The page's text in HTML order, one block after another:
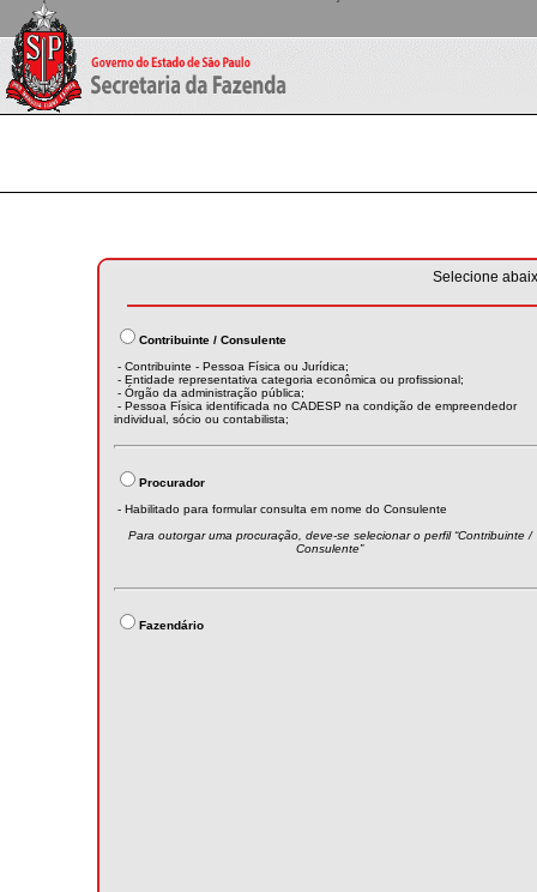
Selecione
Contribuinte / Consulente
- Contribuinte - Pessoa Física ou Jurídica;
- Entidade representativa categoria econômica ou profissional;
- Órgão da administração pública;
- Pessoa Física identificada no CADESP na condição de empreendedor
individual, sócio ou contabilista;
Procurador
- Habilitado para formular consulta em nome do Consulente
Para outorgar uma procuração, deve-se selecionar o perfil “Contribuinte /
Consulente”
Fazendário